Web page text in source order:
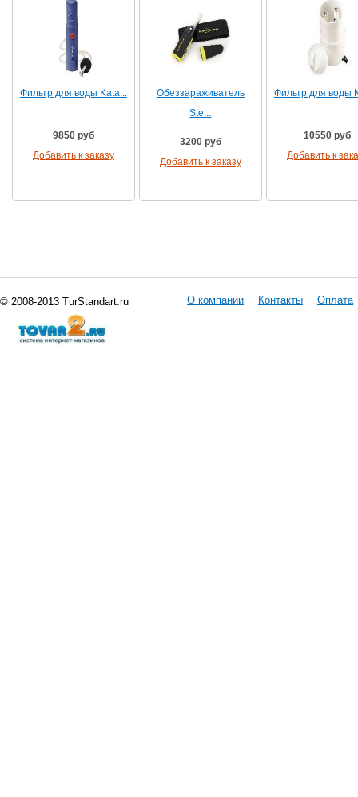
Фильтр для воды Kata...
9850 руб
Добавить к заказу
Обеззараживатель
Ste...
3200 руб
Добавить к заказу
Фильтр для воды
10550 руб
Добавить к
© 2008-2013 TurStandart.ru О компании Контакты Оплата